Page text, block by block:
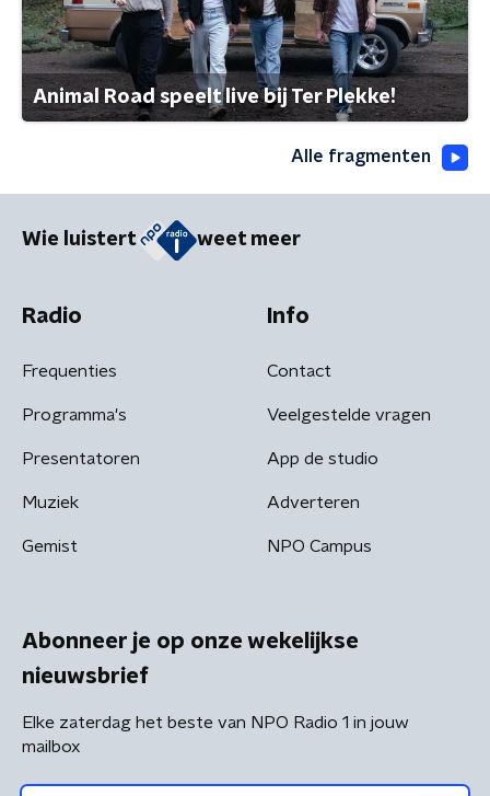
Animal Road speelt live bij Ter Plekke!
Alle fragmenten
Wie luistert weet meer
Radio
Frequenties
Programma's
Presentatoren
Muziek
Gemist
Info
Contact
Veelgestelde vragen
App de studio
Adverteren
NPO Campus
Abonneer je op onze wekelijkse
nieuwsbrief
Elke zaterdag het beste van NPO Radio 1 in jouw
mailbox